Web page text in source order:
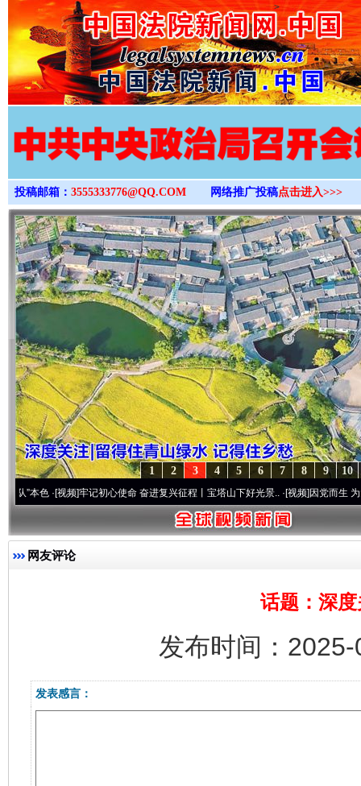
>
投稿邮箱： 3555333776@QQ.COM 网络推广投稿点击进入>>>
10
9
8
7
6
5
4
3
2
1
·[视频]牢记初心使命 奋进复兴征程丨宝塔山下好光景..·[视频]因党而生 为党而战
网友评论
话题：深
发布时间：
发表感言：